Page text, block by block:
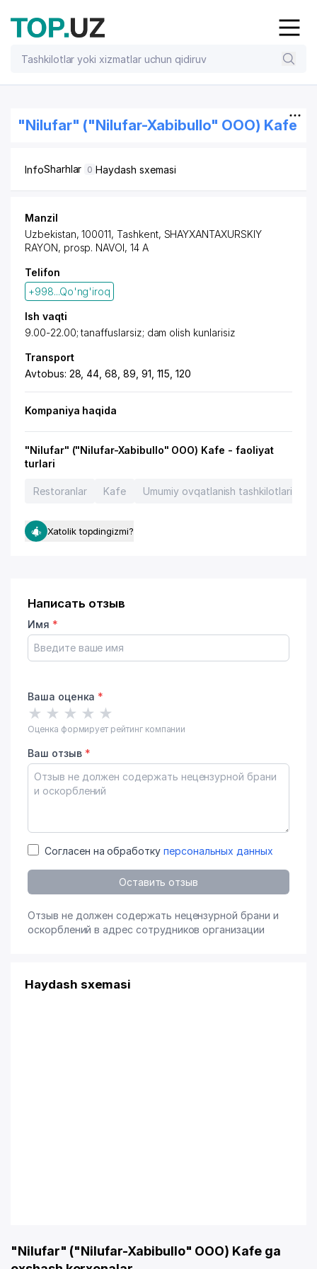
"Nilufar" ("Nilufar-Xabibullo" OOO) Kafe
InfoSharhlar 0 Haydash sxemasi
Manzil
Uzbekistan, 100011, Tashkent, SHAYXANTAXURSKIY
RAYON, prosp. NAVOI, 14 A
Telifon
+998...Qo'ng'iroq
Ish vaqti
9.00-22.00; tanaffuslarsiz; dam olish kunlarisiz
Transport
Avtobus: 28, 44, 68, 89, 91, 115, 120
Kompaniya haqida
"Nilufar" ("Nilufar-Xabibullo" OOO) Kafe - faoliyat
turlari
Restoranlar Kafe Umumiy ovqatlanish tashkilotlari
Xatolik topdingizmi?
Написать отзыв
Имя *
Ваша оценка *
★ ★ ★ ★ ★
Оценка формирует рейтинг компании
Ваш отзыв *
Согласен на обработку персональных данных
Оставить отзыв
Отзыв не должен содержать нецензурной брани и
оскорблений в адрес сотрудников организации
Haydash sxemasi
"Nilufar" ("Nilufar-Xabibullo" OOO) Kafe ga